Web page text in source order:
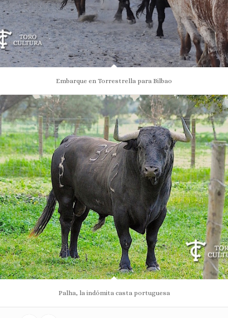
Embarque en Torrestrella para Bilbao
Palha, la indómita casta portuguesa